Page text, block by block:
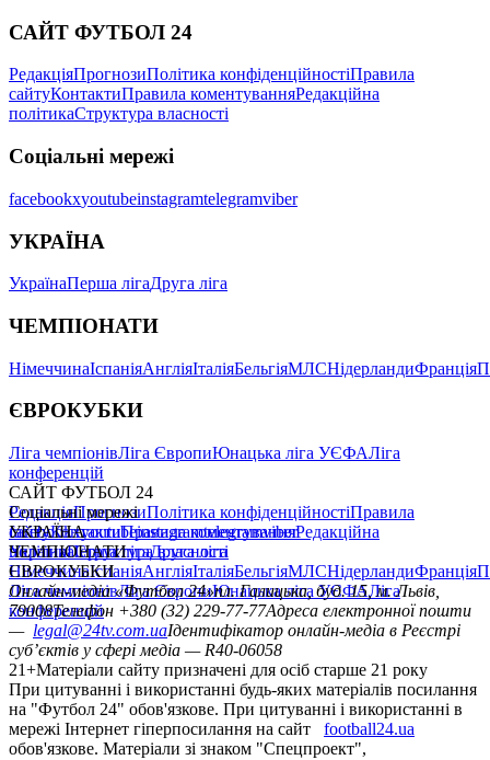
САЙТ ФУТБОЛ 24
РедакціяПрогнозиПолітика конфіденційностіПравила
сайтуКонтактиПравила коментуванняРедакційна
політикаСтруктура власності
Соціальні мережі
facebookxyoutubeinstagramtelegramviber
УКРАЇНА
УкраїнаПерша лігаДруга ліга
ЧЕМПІОНАТИ
НімеччинаІспаніяАнгліяІталіяБельгіяМЛСНідерландиФранція
ЄВРОКУБКИ
Ліга чемпіонівЛіга ЄвропиЮнацька ліга УЄФАЛіга
конференцій
САЙТ ФУТБОЛ 24
РедакціяПрогнозиПолітика конфіденційностіПравила
сайтуКонтактиПравила коментуванняРедакційна
політикаСтруктура власності
Соціальні мережі
facebookxyoutubeinstagramtelegramviber
УКРАЇНА
УкраїнаПерша лігаДруга ліга
ЧЕМПІОНАТИ
НімеччинаІспаніяАнгліяІталіяБельгіяМЛСНідерландиФранція
ЄВРОКУБКИ
Ліга чемпіонівЛіга ЄвропиЮнацька ліга УЄФАЛіга
конференцій
Онлайн-медіа «Футбол 24»пл. Галицька, буд. 15, м. Львів,
79008Телефон +380 (32) 229-77-77Адреса електронної пошти
— legal@24tv.com.uaІдентифікатор онлайн-медіа в Реєстрі
суб’єктів у сфері медіа — R40-06058
21+Матеріали сайту призначені для осіб старше 21 року
При цитуванні і використанні будь-яких матеріалів посилання
на "Футбол 24" обов'язкове. При цитуванні і використанні в
мережі Інтернет гіперпосилання на сайт
football24.ua
обов'язкове. Матеріали зі знаком "Спецпроект",